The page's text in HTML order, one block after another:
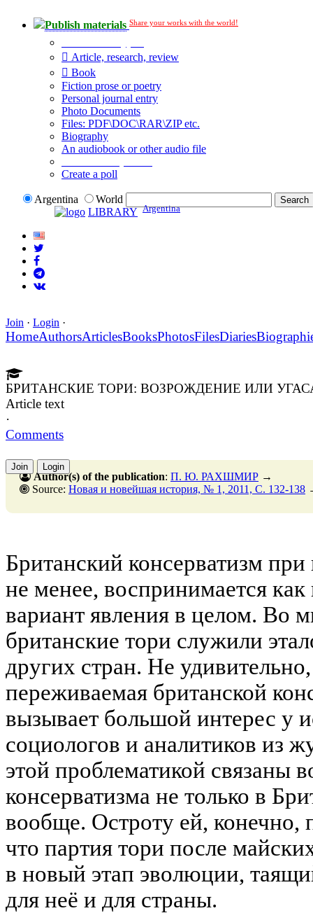
Publish materials Share your works with the world!
Article, research, review
Book
Fiction prose or poetry
Personal journal entry
Photo Documents
Files: PDF\DOC\RAR\ZIP etc.
Biography
An audiobook or other audio file
Create a poll
Argentina
World
LIBRARY Argentina
Join · Login ·
HomeAuthorsArticlesBooksPhotosFilesDiaries
БРИТАНСКИЕ ТОРИ: ВОЗРОЖДЕНИЕ ИЛИ
Article text
·
Comments
Join Login
Author(s) of the publication: П. Ю. РАХШМИР →
Source: Новая и новейшая история, № 1, 2011, C. 132-138
Британский консерватизм
не менее, воспринимается
вариант явления в целом. Во
британские тори служили
других стран. Не
переживаемая британской
вызывает большой интерес у
социологов и аналитиков из
этой проблематикой связаны
консерватизма не только в
вообще. Остроту ей, конечно,
что партия тори после
в новый этап эволюции,
для неё и для страны.